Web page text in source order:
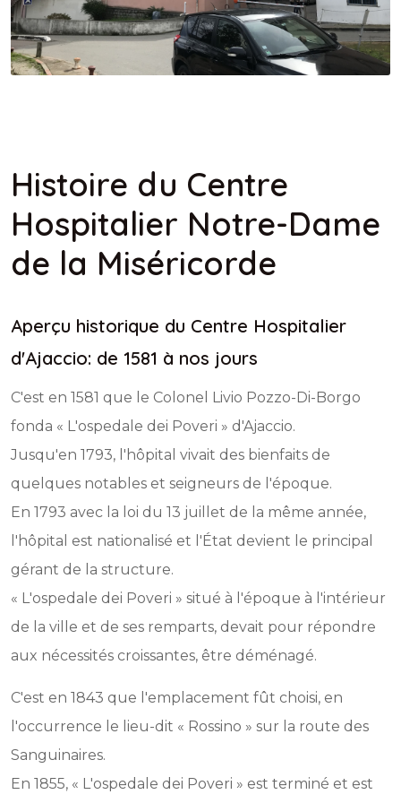
Histoire du Centre
Hospitalier Notre-Dame
de la Miséricorde
Aperçu historique du Centre Hospitalier
d'Ajaccio: de 1581 à nos jours
C'est en 1581 que le Colonel Livio Pozzo-Di-Borgo
fonda « L'ospedale dei Poveri » d'Ajaccio.
Jusqu'en 1793, l'hôpital vivait des bienfaits de
quelques notables et seigneurs de l'époque.
En 1793 avec la loi du 13 juillet de la même année,
l'hôpital est nationalisé et l'État devient le principal
gérant de la structure.
« L'ospedale dei Poveri » situé à l'époque à l'intérieur
de la ville et de ses remparts, devait pour répondre
aux nécessités croissantes, être déménagé.
C'est en 1843 que l'emplacement fût choisi, en
l'occurrence le lieu-dit « Rossino » sur la route des
Sanguinaires.
En 1855, « L'ospedale dei Poveri » est terminé et est